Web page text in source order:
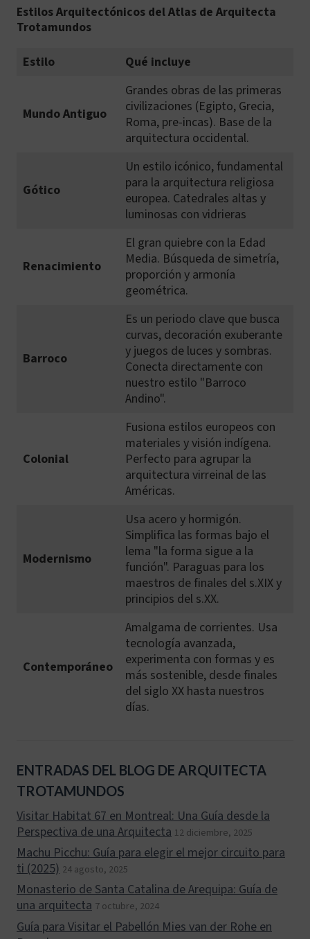
Estilos Arquitectónicos del Atlas de Arquitecta
Trotamundos
Estilo
Qué incluye
Mundo Antiguo
Grandes obras de las primeras
civilizaciones (Egipto, Grecia,
Roma, pre-incas). Base de la
arquitectura occidental.
Gótico
Un estilo icónico, fundamental
para la arquitectura religiosa
europea. Catedrales altas y
luminosas con vidrieras
Renacimiento
El gran quiebre con la Edad
Media. Búsqueda de simetría,
proporción y armonía
geométrica.
Barroco
Es un periodo clave que busca
curvas, decoración exuberante
y juegos de luces y sombras.
Conecta directamente con
nuestro estilo "Barroco
Andino".
Colonial
Fusiona estilos europeos con
materiales y visión indígena.
Perfecto para agrupar la
arquitectura virreinal de las
Américas.
Modernismo
Usa acero y hormigón.
Simplifica las formas bajo el
lema "la forma sigue a la
función". Paraguas para los
maestros de finales del s.XIX y
principios del s.XX.
Contemporáneo
Amalgama de corrientes. Usa
tecnología avanzada,
experimenta con formas y es
más sostenible, desde finales
del siglo XX hasta nuestros
días.
ENTRADAS DEL BLOG DE ARQUITECTA
TROTAMUNDOS
Visitar Habitat 67 en Montreal: Una Guía desde la
Perspectiva de una Arquitecta 12 diciembre, 2025
Machu Picchu: Guía para elegir el mejor circuito para
ti (2025) 24 agosto, 2025
Monasterio de Santa Catalina de Arequipa: Guía de
una arquitecta 7 octubre, 2024
Guía para Visitar el Pabellón Mies van der Rohe en